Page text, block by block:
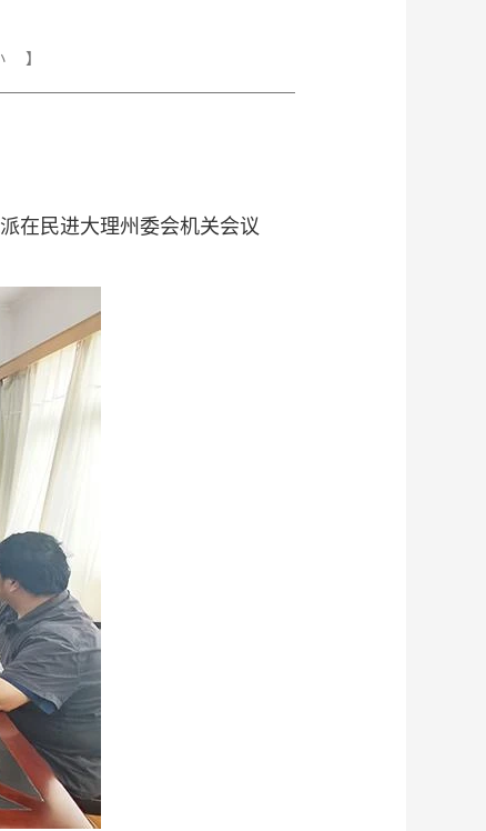
】
在民进大理州委会机关会议